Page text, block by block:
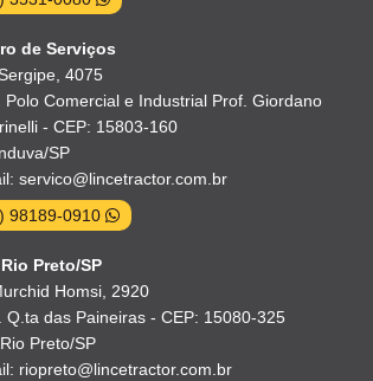
de Serviços
4075
Polo Comercial e Industrial Prof. Giordano
- CEP: 15803-160
SP
servico@lincetractor.com.br
98189-0910
Preto/SP
Homsi, 2920
Q.ta das Paineiras - CEP: 15080-325
Preto/SP
riopreto@lincetractor.com.br